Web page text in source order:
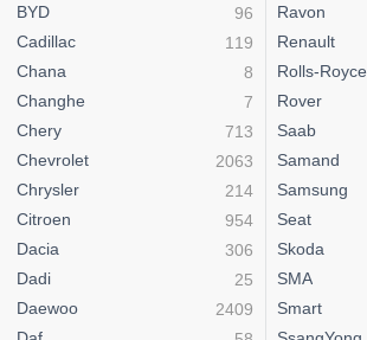
BYD
96
Cadillac
119
Chana
8
Changhe
7
Chery
713
Chevrolet
2063
Chrysler
214
Citroen
954
Dacia
306
Dadi
25
Daewoo
2409
Ravon
Renault
Rolls-Royce
Rover
Saab
Samand
Samsung
Seat
Skoda
SMA
Smart